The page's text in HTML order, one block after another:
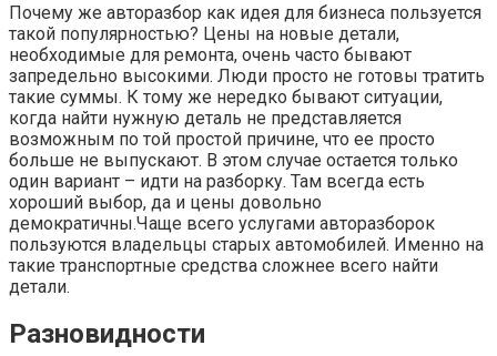
Почему же авторазбор как идея для бизнеса пользуется
такой популярностью? Цены на новые детали,
необходимые для ремонта, очень часто бывают
запредельно высокими. Люди просто не готовы тратить
такие суммы. К тому же нередко бывают ситуации,
когда найти нужную деталь не представляется
возможным по той простой причине, что ее просто
больше не выпускают. В этом случае остается только
один вариант – идти на разборку. Там всегда есть
хороший выбор, да и цены довольно
демократичны.Чаще всего услугами авторазборок
пользуются владельцы старых автомобилей. Именно на
такие транспортные средства сложнее всего найти
детали.
Разновидности